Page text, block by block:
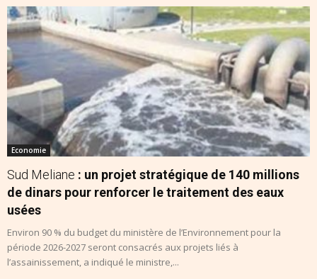
Economie
Sud Meliane : un projet stratégique de 140 millions
de dinars pour renforcer le traitement des eaux
usées
Environ 90 % du budget du ministère de l’Environnement pour la
période 2026-2027 seront consacrés aux projets liés à
l’assainissement, a indiqué le ministre,...